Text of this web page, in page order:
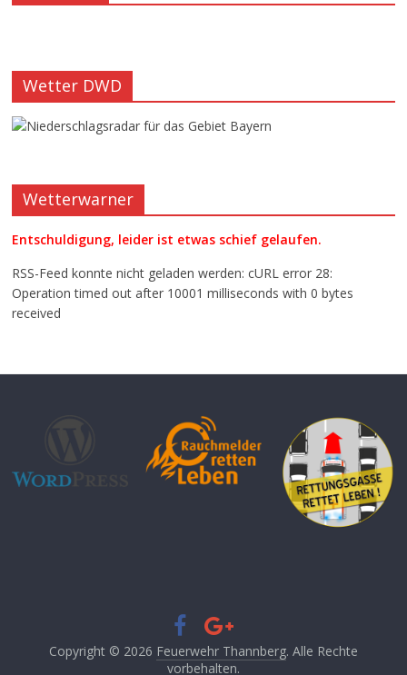
Wetter DWD
Wetterwarner
Entschuldigung, leider ist etwas schief gelaufen.
RSS-Feed konnte nicht geladen werden: cURL error 28:
Operation timed out after 10001 milliseconds with 0 bytes
received
Copyright © 2026 Feuerwehr Thannberg. Alle Rechte
vorbehalten.